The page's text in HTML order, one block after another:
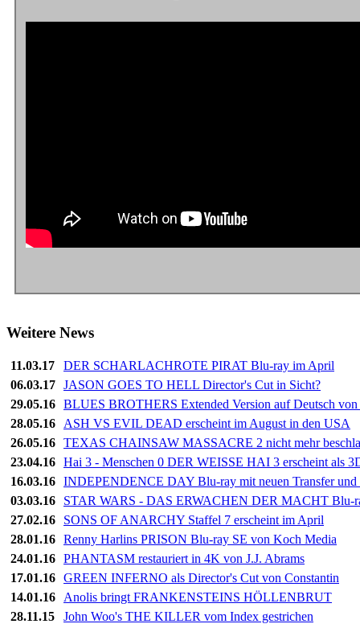
Weitere News
11.03.17
DER SCHARLACHROTE PIRAT Blu-ray im April
06.03.17 JASON GOES TO HELL Director's Cut in Sicht?
29.05.16 BLUES BROTHERS Extended Version auf Deutsch von
28.05.16
ASH VS EVIL DEAD erscheint im August in den USA
26.05.16 TEXAS CHAINSAW MASSACRE 2 nicht mehr
23.04.16 Hai 3 - Menschen 0 DER WEISSE HAI 3 erscheint als
16.03.16 INDEPENDENCE DAY Blu-ray mit neuen Transfer und
03.03.16
STAR WARS - DAS ERWACHEN DER MACHT Blu-
27.02.16
SONS OF ANARCHY Staffel 7 erscheint im April
28.01.16 Renny Harlins PRISON Blu-ray SE von Koch Media
24.01.16 PHANTASM restauriert in 4K von J.J. Abrams
17.01.16 GREEN INFERNO als Director's Cut von Constantin
14.01.16
Anolis bringt FRANKENSTEINS HÖLLENBRUT
28.11.15
John Woo's THE KILLER vom Index gestrichen